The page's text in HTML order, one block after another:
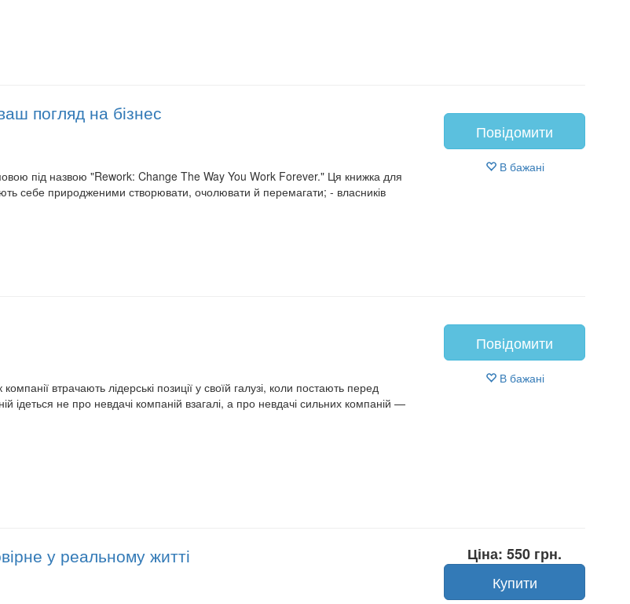
погляд на бізнес
під назвою "Rework: Change The Way You Work Forever." Ця книжка для
себе природженими створювати, очолювати й перемагати; - власників
Повідомити
В бажані
втрачають лідерські позиції у своїй галузі, коли постають перед
ідеться не про невдачі компаній взагалі, а про невдачі сильних компаній —
Повідомити
В бажані
у реальному житті
Ціна: 550 грн.
Купити